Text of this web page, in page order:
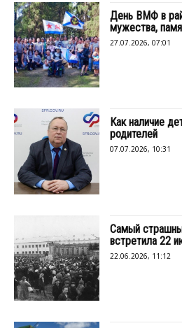
День ВМФ в
мужества,
27.07.2026, 07:01
Как наличие
родителей
07.07.2026, 10:31
Самый
встретила 22
22.06.2026, 11:12